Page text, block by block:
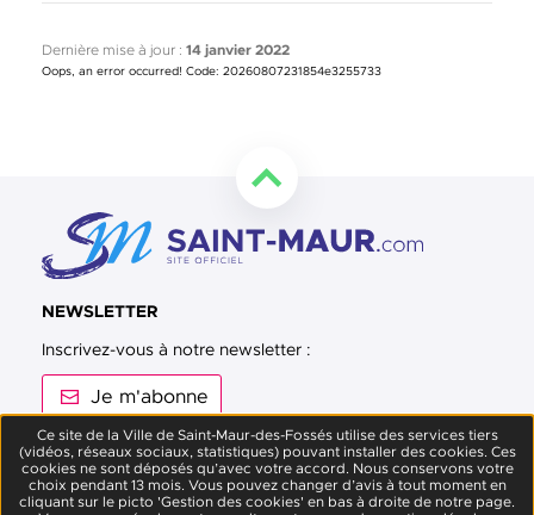
Dernière mise à jour : 14 janvier 2022
Oops, an error occurred! Code: 20260807231854e3255733
NEWSLETTER
Inscrivez-vous à notre newsletter :
Je m'abonne
Suivez-nous sur Facebook
Suivez-nous sur Twitter
Suivez-nous sur Instagram
Suivez-nous sur Youtube
Suivez-nous sur
Ce site de la Ville de Saint-Maur-des-Fossés utilise des services tiers
(vidéos, réseaux sociaux, statistiques) pouvant installer des cookies. Ces
cookies ne sont déposés qu’avec votre accord. Nous conservons votre
choix pendant 13 mois. Vous pouvez changer d’avis à tout moment en
cliquant sur le picto 'Gestion des cookies' en bas à droite de notre page.